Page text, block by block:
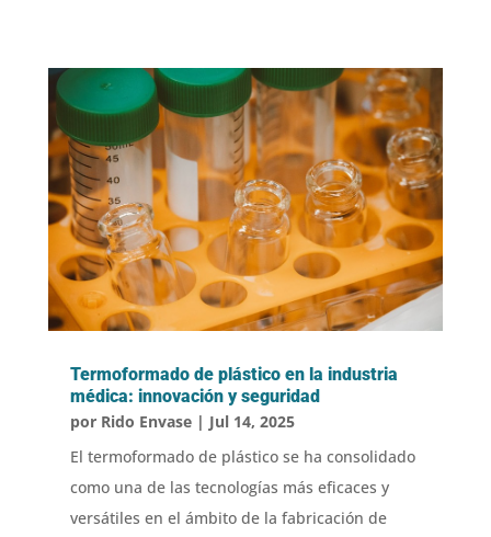
Termoformado de plástico en la industria
médica: innovación y seguridad
por Rido Envase| Jul 14, 2025
El termoformado de plástico se ha consolidado
como una de las tecnologías más eficaces y
versátiles en el ámbito de la fabricación de